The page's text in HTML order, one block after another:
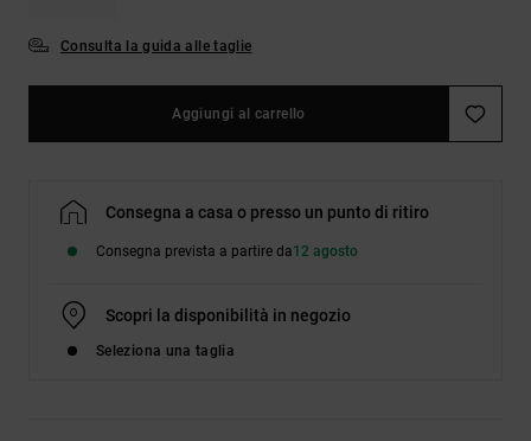
Consulta la guida alle taglie
Aggiungi al carrello
Consegna a casa o presso un punto di ritiro
Consegna prevista a partire da12 agosto
Scopri la disponibilità in negozio
Seleziona una taglia